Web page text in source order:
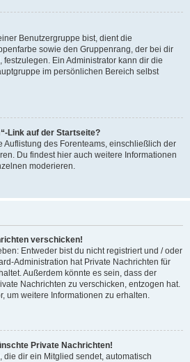
Benutzergruppe bist, dient die
sowie den Gruppenrang, der bei dir
Ein Administrator kann dir die
im persönlichen Bereich selbst
Link auf der Startseite?
Auflistung des Forenteams, einschließlich der
Du findest hier auch weitere Informationen
moderieren.
verschicken!
Entweder bist du nicht registriert und / oder
Administration hat Private Nachrichten für
Außerdem könnte es sein, dass der
Nachrichten zu verschicken, entzogen hat.
um weitere Informationen zu erhalten.
Private Nachrichten!
die dir ein Mitglied sendet, automatisch